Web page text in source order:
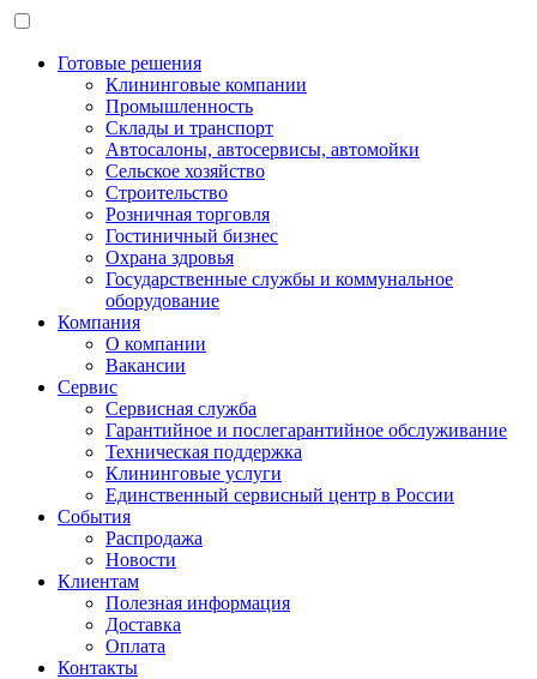
Готовые решения
Клининговые компании
Промышленность
Склады и транспорт
Автосалоны, автосервисы, автомойки
Сельское хозяйство
Строительство
Розничная торговля
Гостиничный бизнес
Охрана здровья
Государственные службы и коммунальное
оборудование
Компания
О компании
Вакансии
Сервис
Сервисная служба
Гарантийное и послегарантийное обслуживание
Техническая поддержка
Клининговые услуги
Единственный сервисный центр в России
События
Распродажа
Новости
Клиентам
Полезная информация
Доставка
Оплата
Контакты